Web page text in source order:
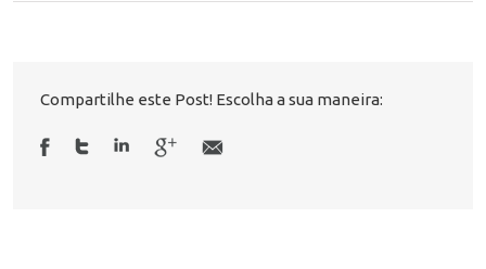
Compartilhe este Post! Escolha a sua maneira: